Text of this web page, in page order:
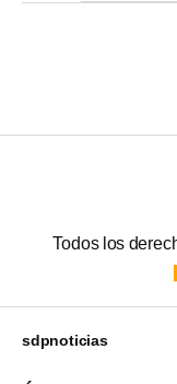
Todos los
sdpnoticias